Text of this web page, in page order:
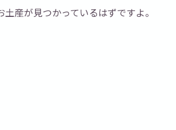
産が見つかっているはずですよ。